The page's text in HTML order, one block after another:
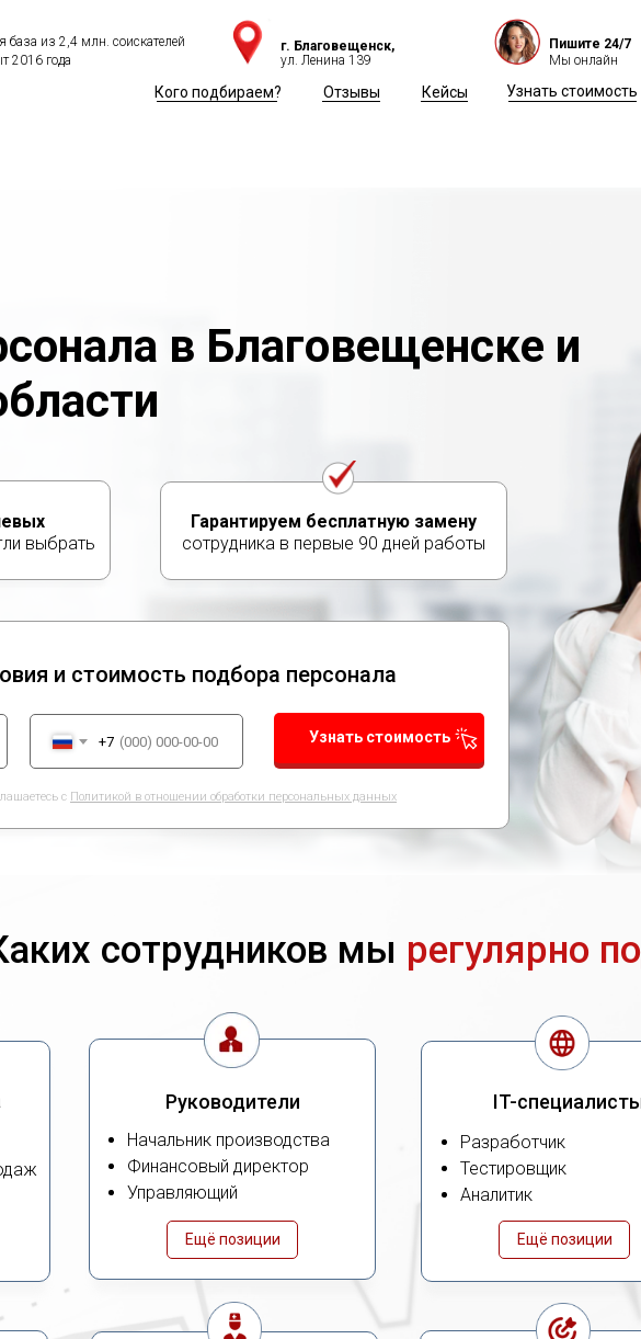
база из 2,4 млн. соискателей
2016 года
Пишите 24/7
Мы онлайн
г. Благовещенск,
ул. Ленина 139
Отзывы Кейсы Узнать стоимость
Кого подбираем?
в Благовещенске и
выбрать
с Политикой в отношении обработки персональных данных
Гарантируем бесплатную замену
сотрудника в первые 90 дней работы
+7
и стоимость подбора персонала
Узнать стоимость
сотрудников мы регулярно
Руководители
Начальник производства
Финансовый директор
Управляющий
Ещё позиции
IT-
Разработчик
Тестировщик
Аналитик
Ещё позиции